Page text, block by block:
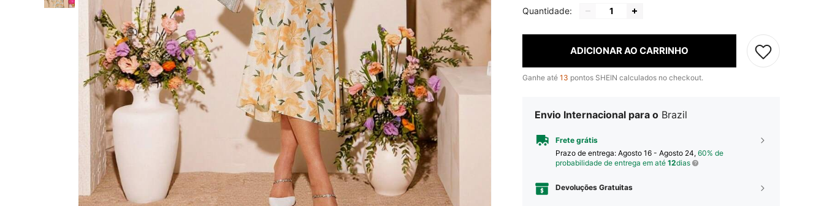
Quantidade:
ADICIONAR AO CARRINHO
Ganhe até 13 pontos SHEIN calculados no checkout.
Envio Internacional para o Brazil
Frete grátis
Prazo de entrega: Agosto 16 - Agosto 24, 60% de
probabilidade de entrega em até 12dias
Devoluções Gratuitas